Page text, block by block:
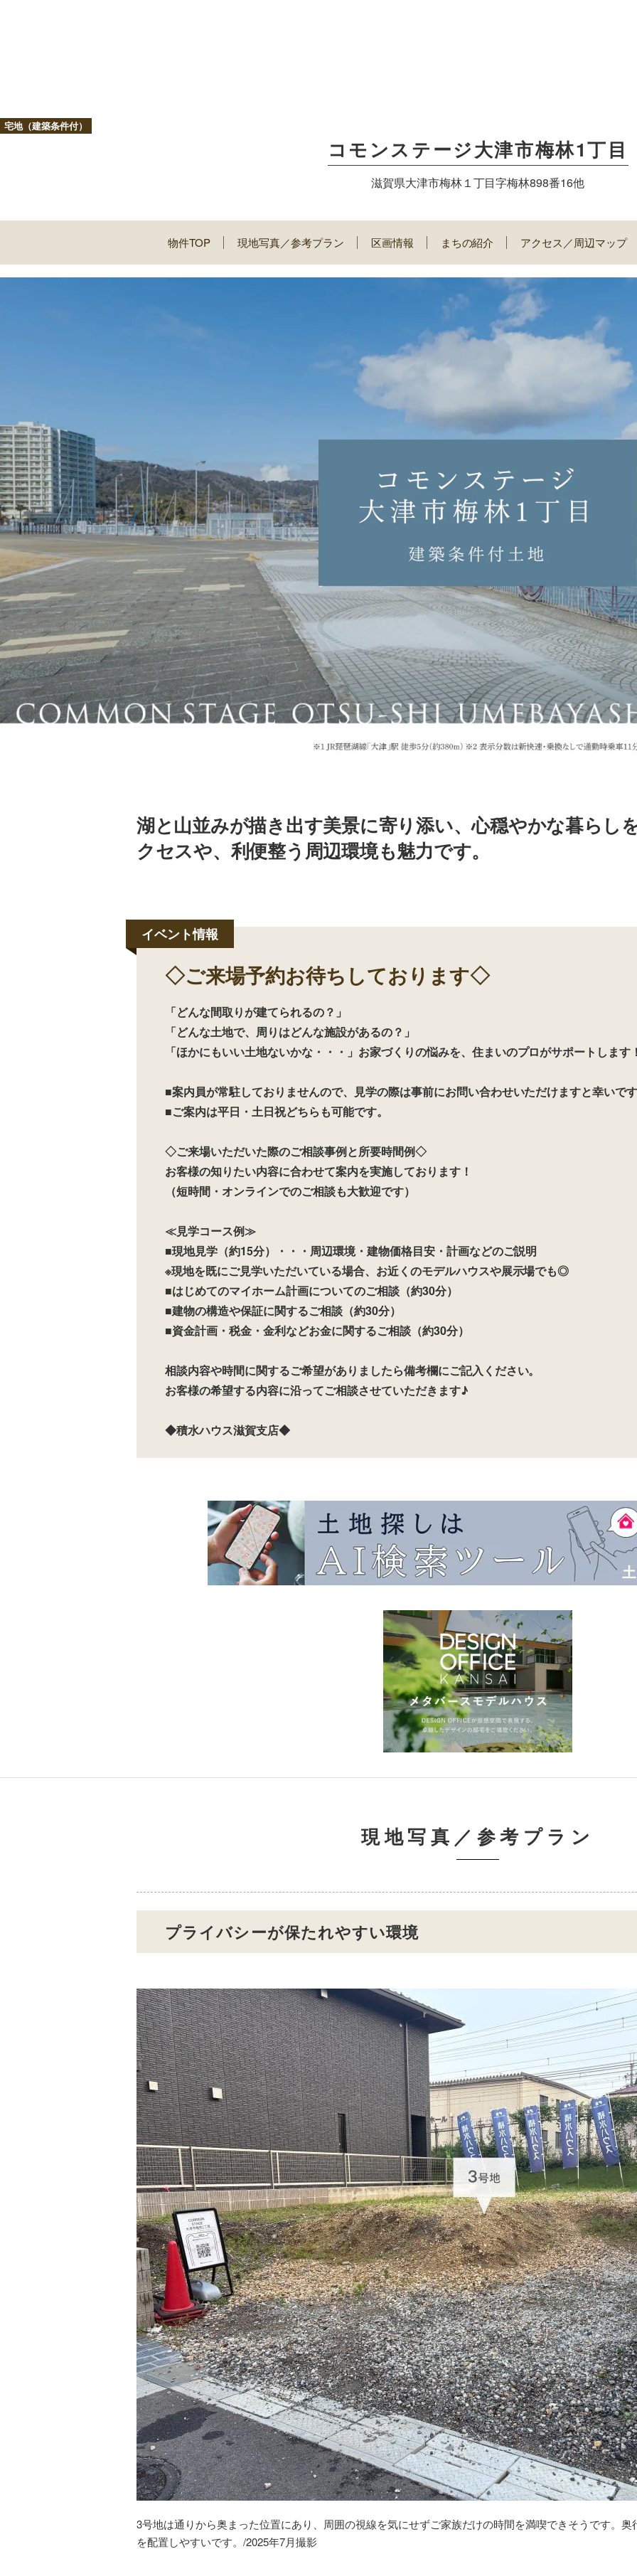
宅地（建築条件付）
コモンステージ大津市梅林1丁目
滋賀県大津市梅林１丁目字梅林898番16他
物件TOP 現地写真／参考プラン 区画情報 まちの紹介 アクセス／周辺マップ
湖と山並みが描き出す美景に寄り添い、心穏やかな暮らし
クセスや、利便整う周辺環境も魅力です。
◇ご来場予約お待ちしております◇
「どんな間取りが建てられるの？」
「どんな土地で、周りはどんな施設があるの？」
「ほかにもいい土地ないかな・・・」お家づくりの悩みを、住まいのプロがサポートします
■案内員が常駐しておりませんので、見学の際は事前にお問い合わせいただけますと幸いで
■ご案内は平日・土日祝どちらも可能です。
◇ご来場いただいた際のご相談事例と所要時間例◇
お客様の知りたい内容に合わせて案内を実施しております！
（短時間・オンラインでのご相談も大歓迎です）
≪見学コース例≫
■現地見学（約15分）・・・周辺環境・建物価格目安・計画などのご説明
※現地を既にご見学いただいている場合、お近くのモデルハウスや展示場でも◎
■はじめてのマイホーム計画についてのご相談（約30分）
■建物の構造や保証に関するご相談（約30分）
■資金計画・税金・金利などお金に関するご相談（約30分）
相談内容や時間に関するご希望がありましたら備考欄にご記入ください。
お客様の希望する内容に沿ってご相談させていただきます♪
◆積水ハウス滋賀支店◆
現地写真／参考プラン
プライバシーが保たれやすい環境
3号地は通りから奥まった位置にあり、周囲の視線を気にせずご家族だけの時間を満喫できそうです。
を配置しやすいです。/2025年7月撮影